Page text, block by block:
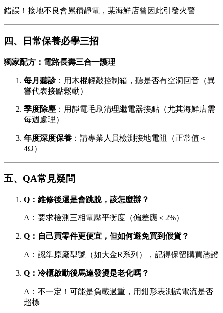
錯誤！接地不良會累積靜電，某海鮮店曾因此引發火警
四、日常保養必學三招
獨家配方：電路長壽三合一護理
每月聽診：用木棍輕敲控制箱，聽是否有空洞回音（異
響代表接點鬆動）
季度除塵：用靜電毛刷清理繼電器接點（尤其海鮮店需
每週處理）
年度深度保養 ：請專業人員檢測接地電阻（正常值＜
4Ω）
五、QA常見疑問
Q：維修後還是會跳脫，該怎麼辦？
A：要求檢測三相電壓平衡度（偏差應＜2%）
Q：自己買零件更便宜，但如何避免買到假貨？
A：認準原廠型號（如大金R系列），記得保留購買憑證
Q：冷櫃啟動後馬達發燙是老化嗎？
A：不一定！可能是負載過重，用鉗形表測試電流是否
超標